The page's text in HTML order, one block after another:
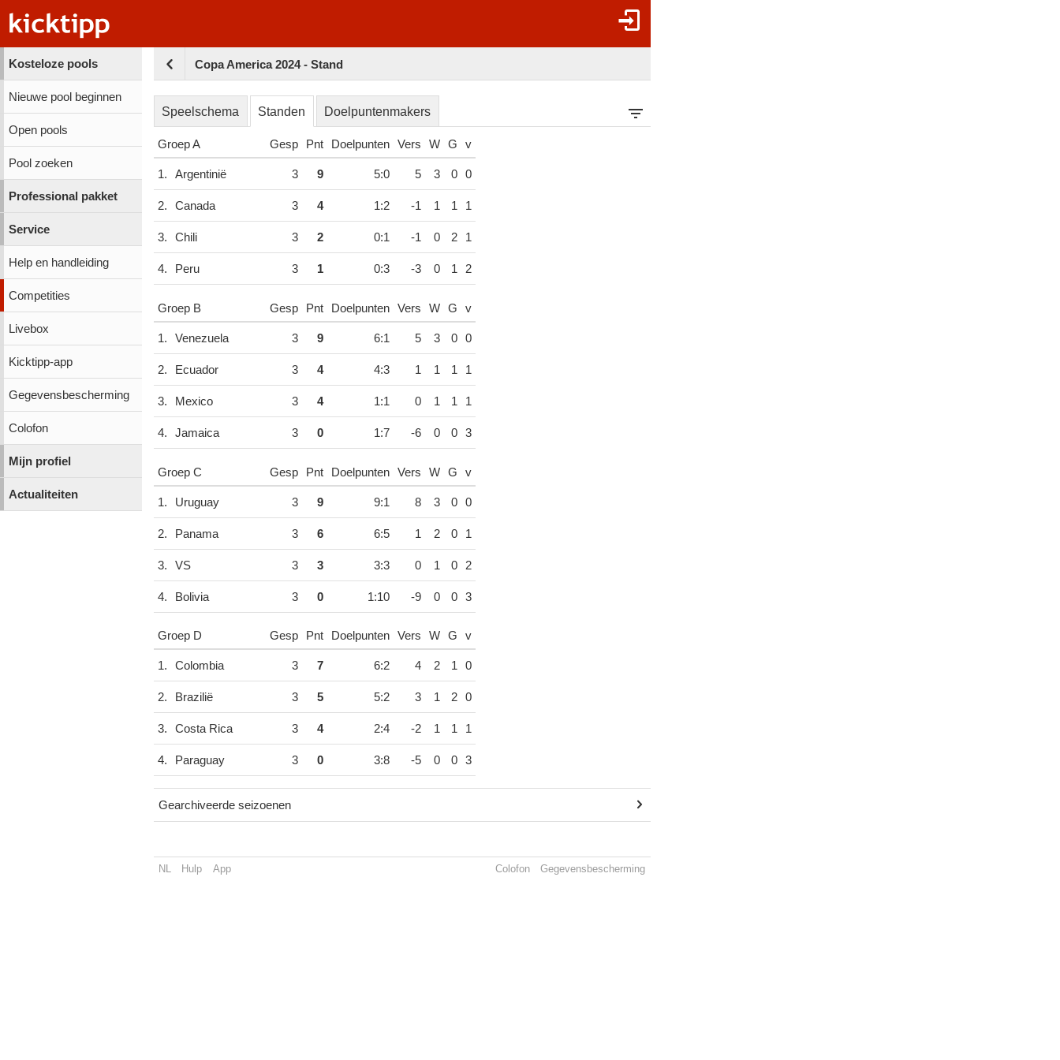
Kosteloze pools
Nieuwe pool beginnen
Open pools
Pool zoeken
Professional pakket
Service
Help en handleiding
Competities
Livebox
Kicktipp-app
Gegevensbescherming
Colofon
Mijn profiel
Actualiteiten
Copa America 2024 - Stand
Speelschema Standen Doelpuntenmakers
Groep A Gesp Pnt Doelpunten Vers W G v
1. Argentinië 3 9 5:0 5 3 0 0
2. Canada 3 4 1:2 -1 1 1 1
3. Chili 3 2 0:1 -1 0 2 1
4. Peru 3 1 0:3 -3 0 1 2
Groep B Gesp Pnt Doelpunten Vers W G v
1. Venezuela 3 9 6:1 5 3 0 0
2. Ecuador 3 4 4:3 1 1 1 1
3. Mexico 3 4 1:1 0 1 1 1
4. Jamaica 3 0 1:7 -6 0 0 3
Groep C Gesp Pnt Doelpunten Vers W G v
1. Uruguay 3 9 9:1 8 3 0 0
2. Panama 3 6 6:5 1 2 0 1
3. VS 3 3 3:3 0 1 0 2
4. Bolivia 3 0 1:10 -9 0 0 3
Groep D Gesp Pnt Doelpunten Vers W G v
1. Colombia 3 7 6:2 4 2 1 0
2. Brazilië 3 5 5:2 3 1 2 0
3. Costa Rica 3 4 2:4 -2 1 1 1
4. Paraguay 3 0 3:8 -5 0 0 3
Gearchiveerde seizoenen
NL Hulp App Colofon Gegevensbescherming